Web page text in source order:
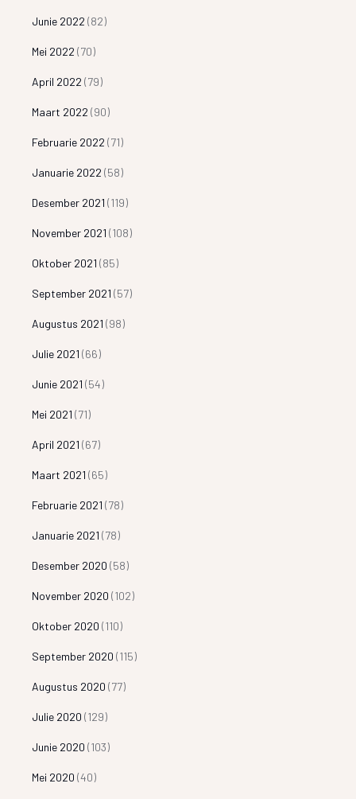
Junie 2022 (82)
Mei 2022 (70)
April 2022 (79)
Maart 2022 (90)
Februarie 2022 (71)
Januarie 2022 (58)
Desember 2021 (119)
November 2021 (108)
Oktober 2021 (85)
September 2021 (57)
Augustus 2021 (98)
Julie 2021 (66)
Junie 2021 (54)
Mei 2021 (71)
April 2021 (67)
Maart 2021 (65)
Februarie 2021 (78)
Januarie 2021 (78)
Desember 2020 (58)
November 2020 (102)
Oktober 2020 (110)
September 2020 (115)
Augustus 2020 (77)
Julie 2020 (129)
Junie 2020 (103)
Mei 2020 (40)